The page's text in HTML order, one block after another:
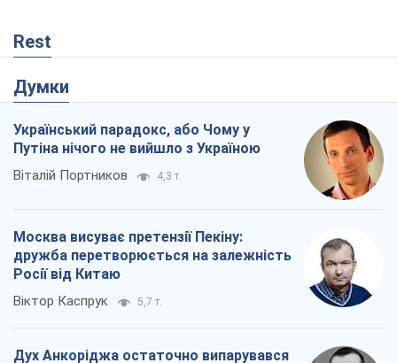
Rest
Думки
Український парадокс, або Чому у
Путіна нічого не вийшло з Україною
Віталій Портников 4,3 т.
Москва висуває претензії Пекіну:
дружба перетворюється на залежність
Росії від Китаю
Віктор Каспрук 5,7 т.
Дух Анкоріджа остаточно випарувався